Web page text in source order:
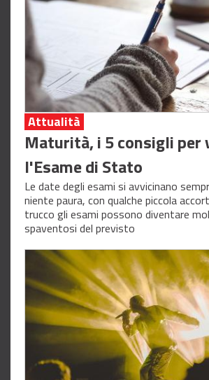
Attualità
Maturità, i 5 consigli per
l'Esame di Stato
Le date degli esami si avvicinano
niente paura, con qualche piccola
trucco gli esami possono diventare
spaventosi del previsto